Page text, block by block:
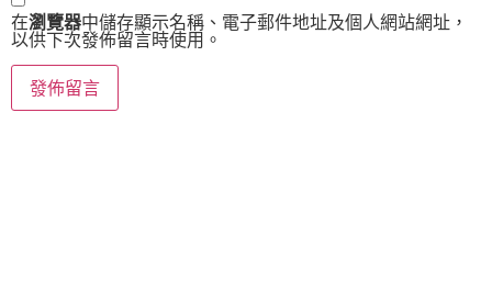
在瀏覽器中儲存顯示名稱、電子郵件地址及個人網站網址，
以供下次發佈留言時使用。